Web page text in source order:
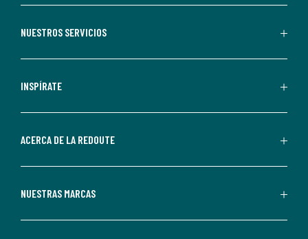
aceptas
comerciales
personalizadas
parte
Redoute.
de
NUESTROS SERVICIOS
INSPÍRATE
ACERCA DE LA REDOUTE
NUESTRAS MARCAS